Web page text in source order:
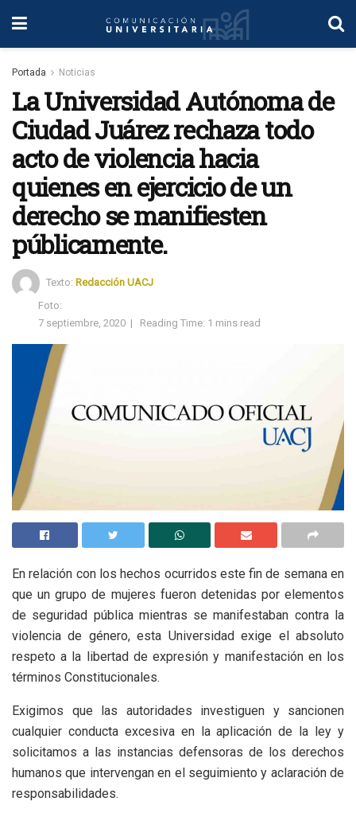
Portada Noticias
La Universidad Autónoma de
Ciudad Juárez rechaza todo
acto de violencia hacia
quienes en ejercicio de un
derecho se manifiesten
públicamente.
Texto: Redacción UACJ
Foto:
7 septiembre, 2020 | Reading Time: 1 mins read
En relación con los hechos ocurridos este fin de semana en
que un grupo de mujeres fueron detenidas por elementos
de seguridad pública mientras se manifestaban contra la
violencia de género, esta Universidad exige el absoluto
respeto a la libertad de expresión y manifestación en los
términos Constitucionales.
Exigimos que las autoridades investiguen y sancionen
cualquier conducta excesiva en la aplicación de la ley y
solicitamos a las instancias defensoras de los derechos
humanos que intervengan en el seguimiento y aclaración de
responsabilidades.